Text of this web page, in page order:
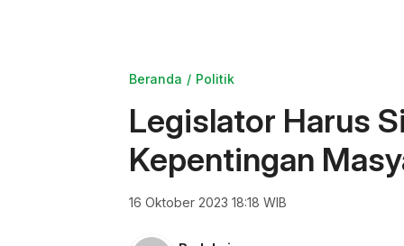
Beranda Politik
Legislator Harus
Kepentingan
16 Oktober 2023 18:18 WIB